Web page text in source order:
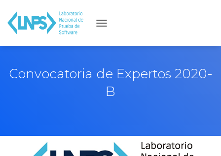
I
D
O
Convocatoria de Expertos 2020-
B